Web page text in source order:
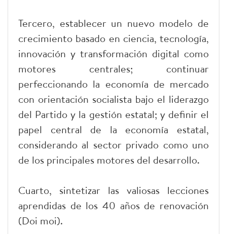
Tercero, establecer un nuevo modelo de
crecimiento basado en ciencia, tecnología,
innovación y transformación digital como
motores centrales; continuar
perfeccionando la economía de mercado
con orientación socialista bajo el liderazgo
del Partido y la gestión estatal; y definir el
papel central de la economía estatal,
considerando al sector privado como uno
de los principales motores del desarrollo.
Cuarto, sintetizar las valiosas lecciones
aprendidas de los 40 años de renovación
(Doi moi).